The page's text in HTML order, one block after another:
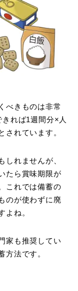
べきものは非常
れば1週間分×人
されています。
しれませんが、
たら賞味期限が
これでは備蓄の
のが使わずに廃
よね。
家も推奨してい
方法です。